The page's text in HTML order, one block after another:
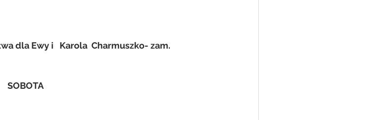
dla Ewy i   Karola  Charmuszko- zam.
SOBOTA